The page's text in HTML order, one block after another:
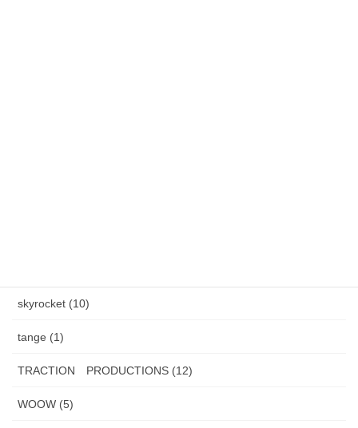
skyrocket (10)
tange (1)
TRACTION PRODUCTIONS (12)
WOOW (5)